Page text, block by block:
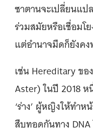
ซาตานจะเปลี่ยนแ
ร่วมสมัยหรือเชื่อม
แต่อำนาจมืดก็ยังค
เช่น Hereditary ข
Aster) ในปี 2018
‘ร่าง’ ผู้หญิงให้ทำ
สืบทอดกันทาง